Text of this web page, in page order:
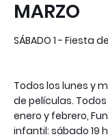
MARZO
SÁBADO 1 - Fiesta
Todos los lunes y
de películas.
enero y febrero,
infantil: sábado 19